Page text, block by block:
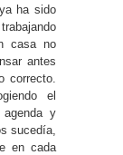
ha sido
casa no
antes
correcto.
el
y
sucedía,
en cada